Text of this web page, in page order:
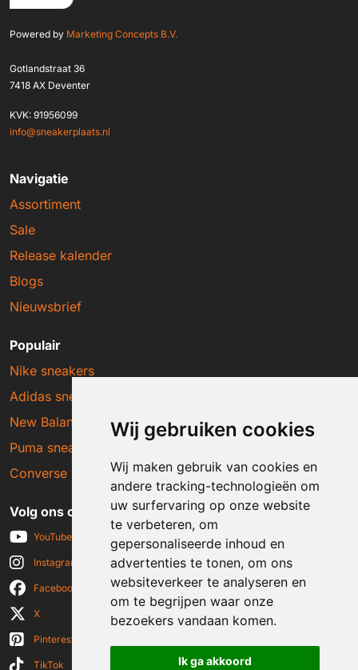
Wij gebruiken cookies
Wij maken gebruik van cookies en
andere tracking-technologieën om
uw surfervaring op onze website
te verbeteren, om
gepersonaliseerde inhoud en
advertenties te tonen, om ons
websiteverkeer te analyseren en
om te begrijpen waar onze
bezoekers vandaan komen.
Ik ga akkoord
Powered by Marketing Concepts B.V.
Gotlandstraat 36
7418 AX Deventer
KVK: 91956099
info@sneakerplaats.nl
Navigatie
Assortiment
Sale
Release kalender
Blogs
Nieuwsbrief
Populair
Nike sneakers
Adidas sneakers
New Balance sneakers
Puma sneakers
Converse sneakers
Volg ons op social media
YouTube
Instagram
Facebook
X
Pinterest
TikTok